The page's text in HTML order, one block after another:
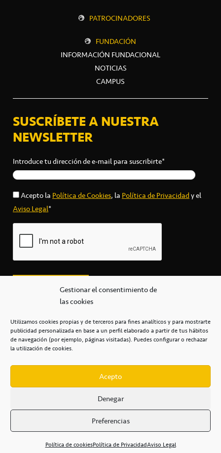
Gestionar el consentimiento de
las cookies
Utilizamos cookies propias y de terceros para fines analíticos y para mostrarte
publicidad personalizada en base a un perfil elaborado a partir de tus hábitos
de navegación (por ejemplo, páginas visitadas). Puedes configurar o rechazar
la utilización de cookies.
Acepto
Denegar
Preferencias
Política de cookiesPolítica de PrivacidadAviso Legal
PATROCINADORES
FUNDACIÓN
INFORMACIÓN FUNDACIONAL
NOTICIAS
CAMPUS
SUSCRÍBETE A NUESTRA
NEWSLETTER
Introduce tu dirección de e-mail para suscribirte*
Acepto laPolítica de Cookies, laPolítica de Privacidady el
Aviso Legal*
secretaria@cbcanarias.es
+34 922 253 684
Casa del Deporte / 38108 – La Laguna
POLÍTICA DE PRIVACIDAD / POLÍTICA DE COOKIES /
AVISO LEGAL / CONDICIONES